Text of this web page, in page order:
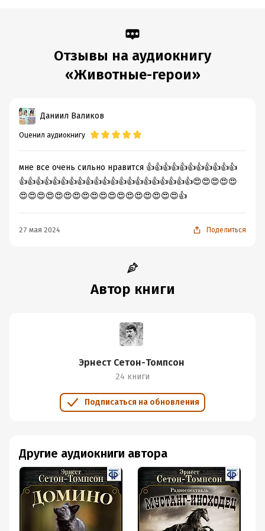
1 января 2012
Год издания:2012
4607031764626
Отзывы на аудиокнигу
«Животные-герои»
Даниил Валиков
Оценил аудиокнигу
мне все очень сильно нравится 👍👍👍👍👍👍👍👍👍👍👍
👍👍👍👍👍👍👍👍👍👍👍👍👍👍👍👍👍👍👍👍👍😍😍😍😍😍
😍😍😍😍😍😍😍😍😍😍😍😍😍😍😍😍😍😍👍
27 мая 2024 Поделиться
Автор книги
Эрнест Сетон-Томпсон
24 книги
Подписаться на обновления
Другие аудиокниги автора